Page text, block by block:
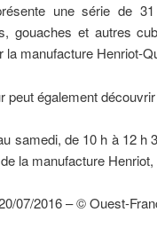
une série de
gouaches et autres
la manufacture Henriot-
peut également
samedi, de 10 h à 12 h
la manufacture
07/2016 – © Ouest-